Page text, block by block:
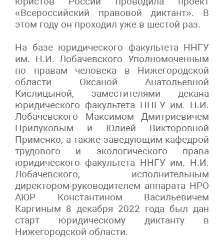
«Всероссийский правовой диктант». В
этом году он проходил уже в шестой раз.
На базе юридического факультета ННГУ
им. Н.И. Лобачевского Уполномоченным
по правам человека в Нижегородской
области Оксаной Анатольевной
Кислицыной, заместителями декана
юридического факультета ННГУ им. Н.И.
Лобачевского Максимом Дмитриевичем
Прилуковым и Юлией Викторовной
Применко, а также заведующим кафедрой
трудового и экологического права
юридического факультета ННГУ им. Н.И.
Лобачевского, исполнительным
директором-руководителем аппарата НРО
АЮР Константином Васильевичем
Каргиным 8 декабря 2022 года был дан
старт юридическому диктанту в
Нижегородской области.